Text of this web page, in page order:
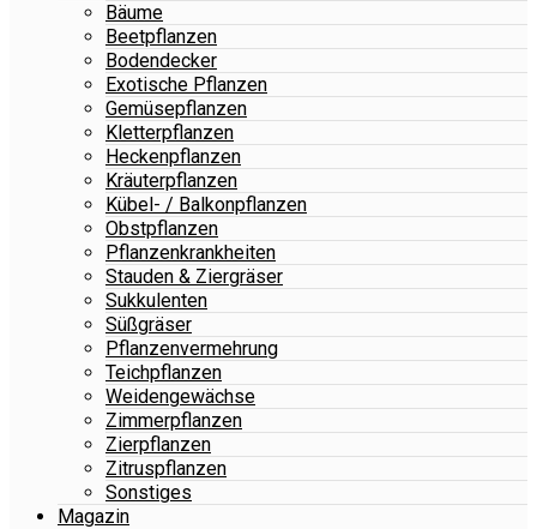
Bäume
Beetpflanzen
Bodendecker
Exotische Pflanzen
Gemüsepflanzen
Kletterpflanzen
Heckenpflanzen
Kräuterpflanzen
Kübel- / Balkonpflanzen
Obstpflanzen
Pflanzenkrankheiten
Stauden & Ziergräser
Sukkulenten
Süßgräser
Pflanzenvermehrung
Teichpflanzen
Weidengewächse
Zimmerpflanzen
Zierpflanzen
Zitruspflanzen
Sonstiges
Magazin